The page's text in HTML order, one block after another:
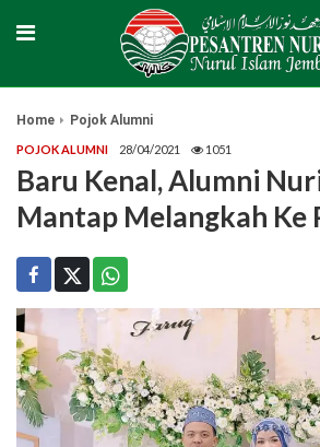
Home Pojok Alumni
POJOK ALUMNI 28/04/2021 1051
Baru Kenal, Alumni
Mantap Melangkah Ke